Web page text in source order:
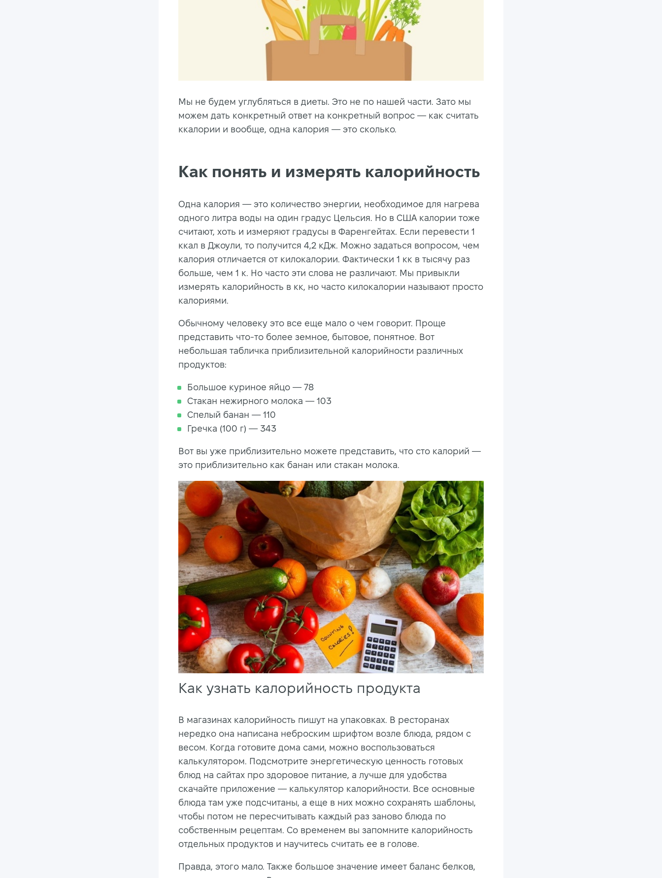
Мы не будем углубляться в диеты. Это не по нашей части. Зато мы
можем дать конкретный ответ на конкретный вопрос — как считать
ккалории и вообще, одна калория — это сколько.
Как понять и измерять калорийность
Одна калория — это количество энергии, необходимое для нагрева
одного литра воды на один градус Цельсия. Но в США калории тоже
считают, хоть и измеряют градусы в Фаренгейтах. Если перевести 1
ккал в Джоули, то получится 4,2 кДж. Можно задаться вопросом, чем
калория отличается от килокалории. Фактически 1 кк в тысячу раз
больше, чем 1 к. Но часто эти слова не различают. Мы привыкли
измерять калорийность в кк, но часто килокалории называют просто
калориями.
Обычному человеку это все еще мало о чем говорит. Проще
представить что-то более земное, бытовое, понятное. Вот
небольшая табличка приблизительной калорийности различных
продуктов:
Большое куриное яйцо — 78
Стакан нежирного молока — 103
Спелый банан — 110
Гречка (100 г) — 343
Вот вы уже приблизительно можете представить, что сто калорий —
это приблизительно как банан или стакан молока.
Как узнать калорийность продукта
В магазинах калорийность пишут на упаковках. В ресторанах
нередко она написана неброским шрифтом возле блюда, рядом с
весом. Когда готовите дома сами, можно воспользоваться
калькулятором. Подсмотрите энергетическую ценность готовых
блюд на сайтах про здоровое питание, а лучше для удобства
скачайте приложение — калькулятор калорийности. Все основные
блюда там уже подсчитаны, а еще в них можно сохранять шаблоны,
чтобы потом не пересчитывать каждый раз заново блюда по
собственным рецептам. Со временем вы запомните калорийность
отдельных продуктов и научитесь считать ее в голове.
Правда, этого мало. Также большое значение имеет баланс белков,